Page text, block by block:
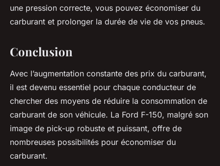
une pression correcte, vous pouvez économiser du
carburant et prolonger la durée de vie de vos pneus.
Conclusion
Avec l’augmentation constante des prix du carburant,
il est devenu essentiel pour chaque conducteur de
chercher des moyens de réduire la consommation de
carburant de son véhicule. La Ford F-150, malgré son
image de pick-up robuste et puissant, offre de
nombreuses possibilités pour économiser du
carburant.